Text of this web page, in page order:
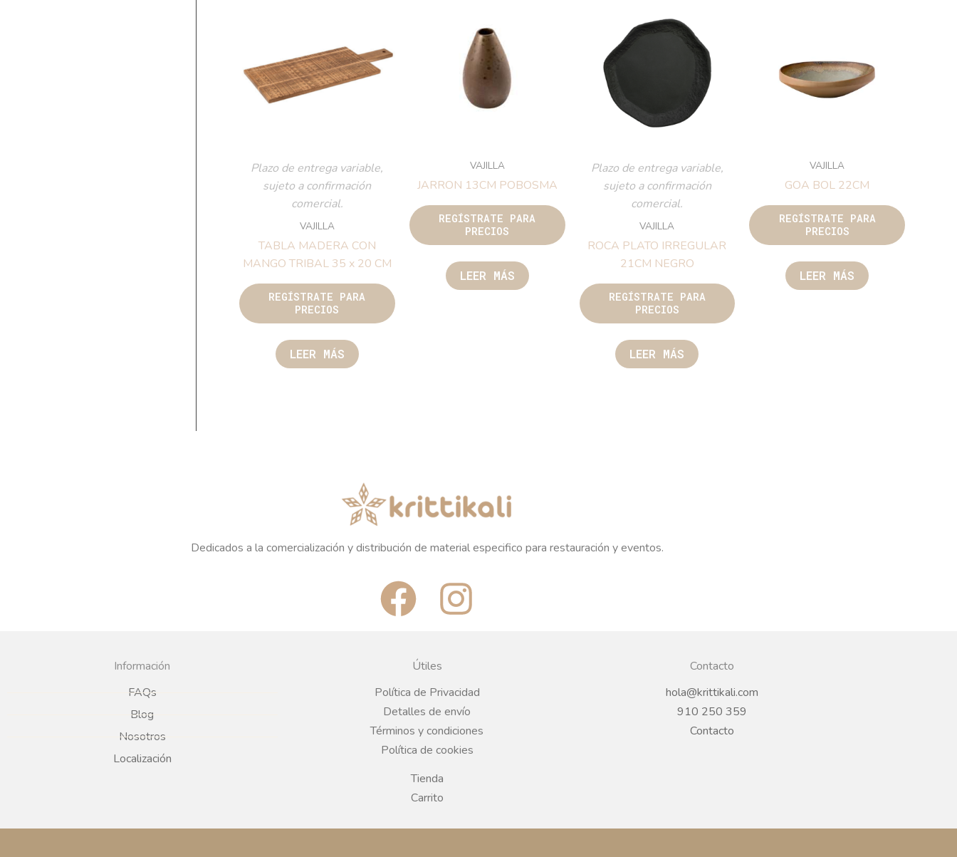
Plazo de entrega variable,
sujeto a confirmación
comercial.
VAJILLA
TABLA MADERA CON
MANGO TRIBAL 35 x 20 CM
REGÍSTRATE PARA
PRECIOS
LEER MÁS
VAJILLA
JARRON 13CM POBOSMA
REGÍSTRATE PARA
PRECIOS
LEER MÁS
Plazo de entrega variable,
sujeto a confirmación
comercial.
VAJILLA
ROCA PLATO IRREGULAR
21CM NEGRO
REGÍSTRATE PARA
PRECIOS
LEER MÁS
VAJILLA
GOA BOL 22CM
REGÍSTRATE PARA
PRECIOS
LEER MÁS
Dedicados a la comercialización y distribución de material especifico para restauración y eventos.
F
a
c
e
b
o
o
k
I
n
t
a
a
Información
FAQs
Blog
Nosotros
Localización
Útiles
Política de Privacidad
Detalles de envío
Términos y condiciones
Política de cookies
Tienda
Carrito
Contacto
hola@krittikali.com
910 250 359
Contacto